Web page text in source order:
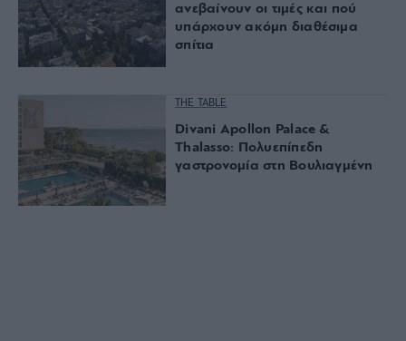
ανεβαίνουν οι τιμές και πού
υπάρχουν ακόμη διαθέσιμα
σπίτια
THE TABLE
Divani Apollon Palace &
Thalasso: Πολυεπίπεδη
γαστρονομία στη Βουλιαγμένη